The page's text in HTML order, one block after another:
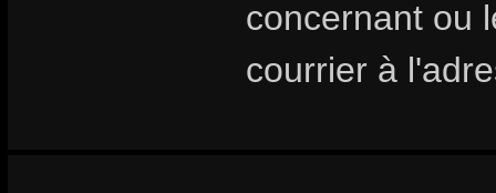
concernant ou
courrier à